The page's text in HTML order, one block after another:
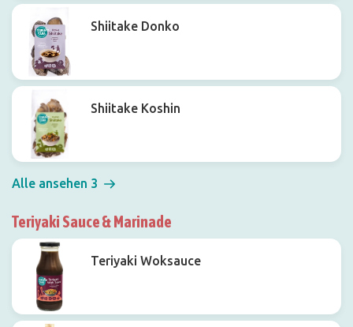
Shiitake Donko
Shiitake Koshin
Alle ansehen 3
Teriyaki Sauce & Marinade
Teriyaki Woksauce